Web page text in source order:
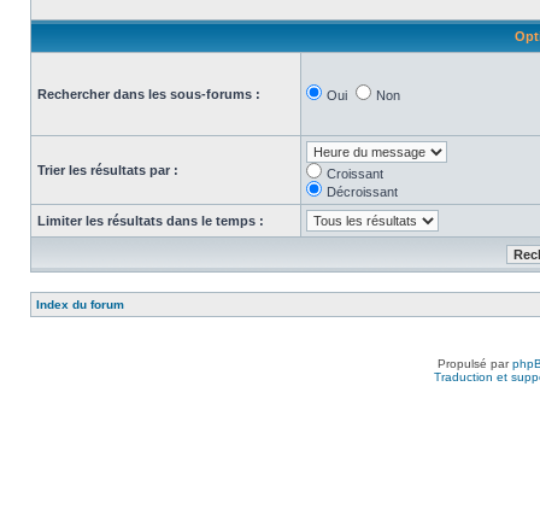
Rechercher dans les sous-forums : Oui Non
Trier les résultats par :
Croissant
Décroissant
Limiter les résultats dans le temps :
Index du forum
Propulsé par
Traduction et